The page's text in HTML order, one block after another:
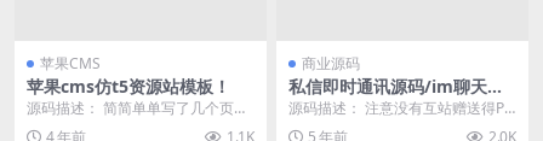
苹果CMS
苹果cms仿t5资源站模板！
源码描述： 简简单单写了几个页面
包括 首页、详情页、留言页、和播
商业源码
私信即时通讯源码/im聊天系
统/社交APP/微信/安卓/苹果A
PP/ios可上架
源码描述： 注意没有互站赠送得PC
和H5端，只有安卓，苹果端 APP端